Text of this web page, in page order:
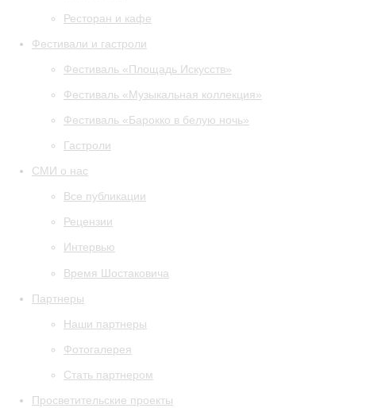
Ресторан и кафе
Фестивали и гастроли
Фестиваль «Площадь Искусств»
Фестиваль «Музыкальная коллекция»
Фестиваль «Барокко в белую ночь»
Гастроли
СМИ о нас
Все публикации
Рецензии
Интервью
Время Шостаковича
Партнеры
Наши партнеры
Фотогалерея
Стать партнером
Просветительские проекты